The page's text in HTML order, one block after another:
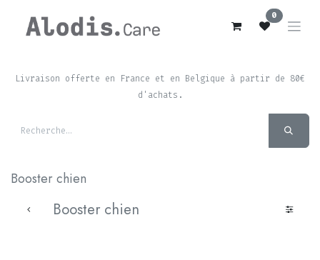
0
Livraison offerte en France et en Belgique à partir de 80€
d'achats.
Booster chien
Booster chien